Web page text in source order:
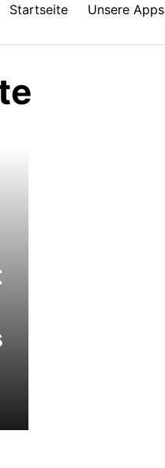
Startseite Unsere Apps